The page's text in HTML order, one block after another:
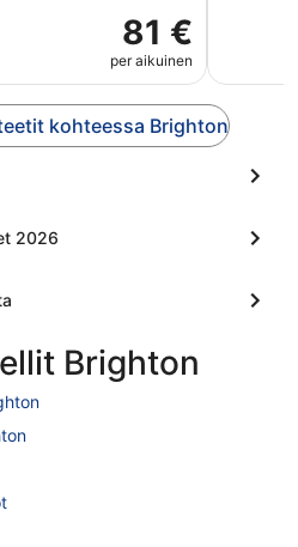
81 €
per aikuinen
kohteessa Brighton
2026
Brighton